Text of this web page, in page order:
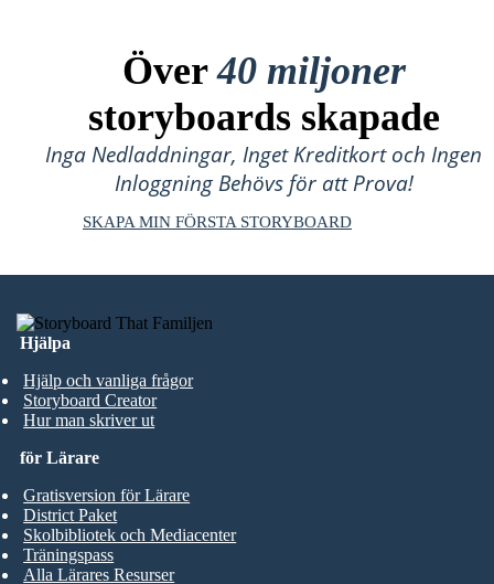
Över40 miljoner
storyboards skapade
Inga Nedladdningar, Inget Kreditkort och Ingen
Inloggning Behövs för att Prova!
SKAPA MIN FÖRSTA STORYBOARD
Hjälpa
Hjälp och vanliga frågor
Storyboard Creator
Hur man skriver ut
för Lärare
Gratisversion för Lärare
District Paket
Skolbibliotek och Mediacenter
Träningspass
Alla Lärares Resurser